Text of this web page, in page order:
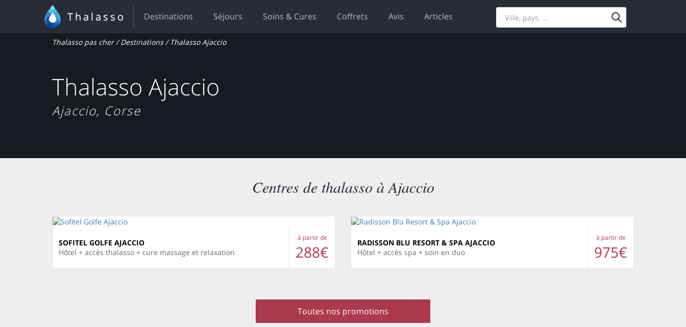
Thalasso Destinations Séjours Soins & Cures Coffrets Avis Articles
Thalasso Ajaccio
Ajaccio, Corse
Thalasso pas cher/Destinations/ Thalasso Ajaccio
Centres de thalasso à Ajaccio
SOFITEL GOLFE AJACCIO
Hôtel + accès thalasso + cure massage et relaxation
à partir de
288€
RADISSON BLU RESORT & SPA AJACCIO
Hôtel + accès spa + soin en duo
à partir de
975€
Toutes nos promotions